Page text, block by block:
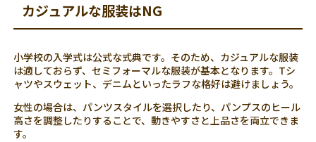
カジュアルな服装はNG
小学校の入学式は公式な式典です。そのため、カジュアルな服装
は適しておらず、セミフォーマルな服装が基本となります。Tシ
ャツやスウェット、デニムといったラフな格好は避けましょう。
女性の場合は、パンツスタイルを選択したり、パンプスのヒール
高さを調整したりすることで、動きやすさと上品さを両立できま
す。